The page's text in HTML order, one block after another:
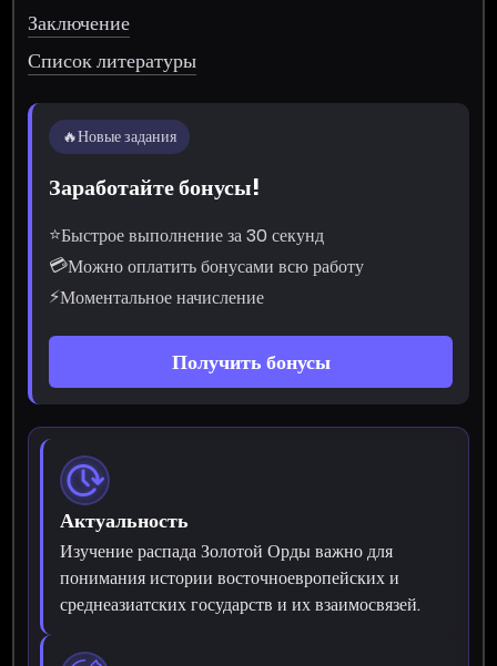
Заключение
Список литературы
🔥Новые задания
Заработайте бонусы!
⭐Быстрое выполнение за 30 секунд
💳Можно оплатить бонусами всю работу
⚡Моментальное начисление
Получить бонусы
Актуальность
Изучение распада Золотой Орды важно для
понимания истории восточноевропейских и
среднеазиатских государств и их взаимосвязей.